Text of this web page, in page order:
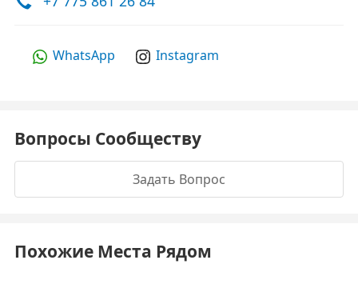
WhatsApp Instagram
Вопросы Сообществу
Задать Вопрос
Похожие Места Рядом